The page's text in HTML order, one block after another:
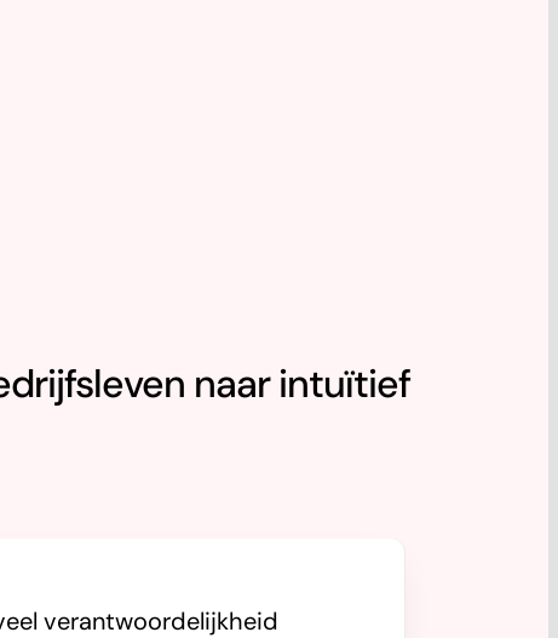
naar intuïtief
verantwoordelijkheid